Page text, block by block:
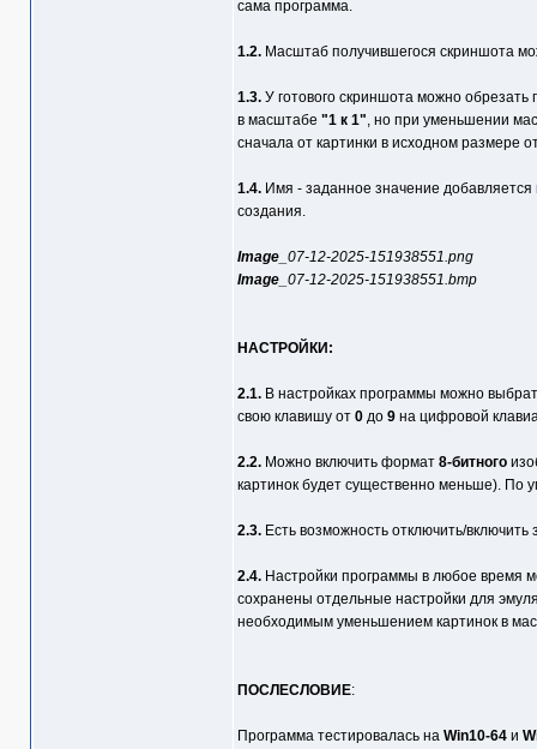
сама программа.
1.2.Масштаб получившегося скриншота
1.3.У готового скриншота можно обрезать
в масштабе "1 к 1", но при уменьшении
сначала от картинки в исходном размере
1.4.Имя - заданное значение добавляется
создания.
Image_ 07-12-2025-151938551.png
Image_ 07-12-2025-151938551.bmp
НАСТРОЙКИ:
2.1.В настройках программы можно
свою клавишу от 0до 9на цифровой
2.2.Можно включить формат 8-битного
картинок будет существенно меньше). По
2.3.Есть возможность отключить/
2.4.Настройки программы в любое время
сохранены отдельные настройки для
необходимым уменьшением картинок в
ПОСЛЕСЛОВИЕ:
Программа тестировалась на Win10-64и